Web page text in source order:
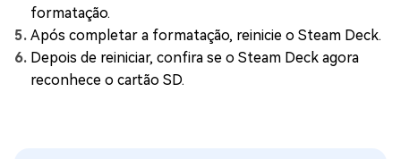
formatação.
Após completar a formatação, reinicie o Steam Deck.
Depois de reiniciar, confira se o Steam Deck agora
reconhece o cartão SD.